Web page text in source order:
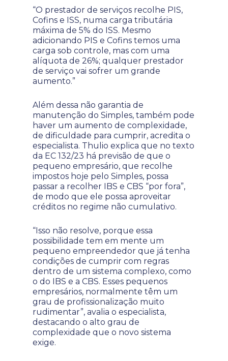
“O prestador de serviços recolhe PIS,
Cofins e ISS, numa carga tributária
máxima de 5% do ISS. Mesmo
adicionando PIS e Cofins temos uma
carga sob controle, mas com uma
alíquota de 26%; qualquer prestador
de serviço vai sofrer um grande
aumento.”
Além dessa não garantia de
manutenção do Simples, também pode
haver um aumento de complexidade,
de dificuldade para cumprir, acredita o
especialista. Thulio explica que no texto
da EC 132/23 há previsão de que o
pequeno empresário, que recolhe
impostos hoje pelo Simples, possa
passar a recolher IBS e CBS “por fora”,
de modo que ele possa aproveitar
créditos no regime não cumulativo.
“Isso não resolve, porque essa
possibilidade tem em mente um
pequeno empreendedor que já tenha
condições de cumprir com regras
dentro de um sistema complexo, como
o do IBS e a CBS. Esses pequenos
empresários, normalmente têm um
grau de profissionalização muito
rudimentar”, avalia o especialista,
destacando o alto grau de
complexidade que o novo sistema
exige.